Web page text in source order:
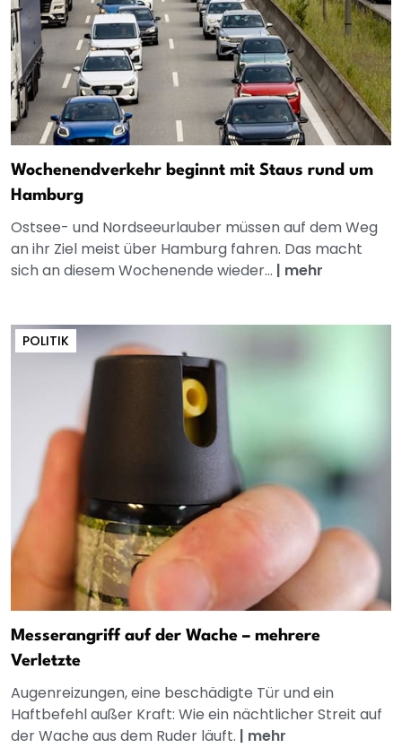
Wochenendverkehr beginnt mit Staus rund um
Hamburg
Ostsee- und Nordseeurlauber müssen auf dem Weg
an ihr Ziel meist über Hamburg fahren. Das macht
sich an diesem Wochenende wieder... | mehr
POLITIK
Messerangriff auf der Wache – mehrere
Verletzte
Augenreizungen, eine beschädigte Tür und ein
Haftbefehl außer Kraft: Wie ein nächtlicher Streit auf
der Wache aus dem Ruder läuft. | mehr